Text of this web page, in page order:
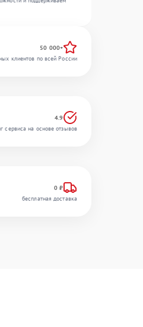
50 000+
клиентов по всей России
4.9
сервиса на основе отзывов
0 ₽
бесплатная доставка